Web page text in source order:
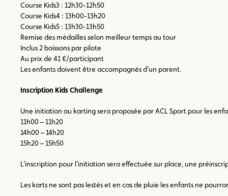
Course Kids3 : 12h30-12h50
Course Kids4 : 13h00-13h20
Course Kids5 : 13h30-13h50
Remise des médailles selon meilleur temps au tour
Inclus 2 boissons par pilote
Au prix de 41 €/participant
Les enfants doivent être accompagnés d’un parent.
Inscription Kids Challenge
Une initiation au karting sera proposée par ACL Sport pour les
11h00 – 11h20
14h00 – 14h20
15h20 – 15h50
L’inscription pour l’initiation sera effectuée sur place, une
Les karts ne sont pas lestés et en cas de pluie les enfants ne